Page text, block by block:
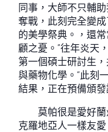
同事，大師不只輔
奪戰，此刻完全變
的美學祭典。，還
顧之憂。”往年炎天
第一個碩士研討生
與藥物化學。“此刻
結果，正在預備頒發
莫帕很是愛好
克羅地亞人一樣友